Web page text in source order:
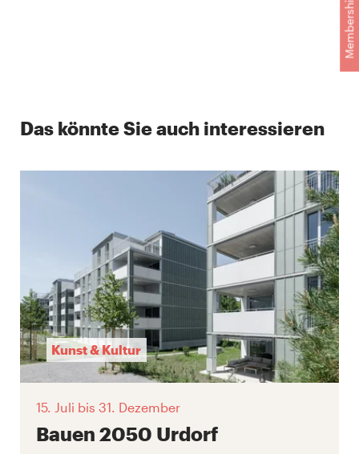
Membership
Das könnte Sie auch interessieren
Kunst & Kultur
15. Juli bis 31. Dezember
Bauen 2050 Urdorf